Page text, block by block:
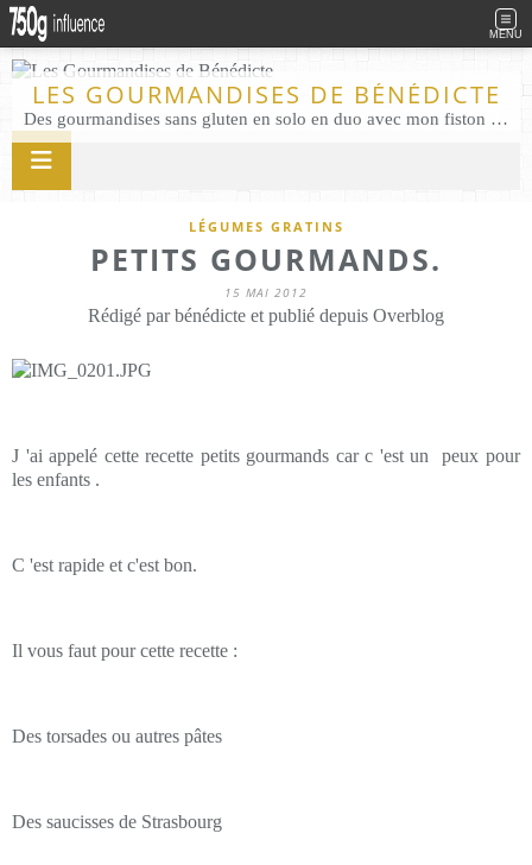
MENU
LES GOURMANDISES DE BÉNÉDICTE
Des gourmandises sans gluten en solo en duo avec mon fiston . Salé comme Sucré sans gluten éco responsable Les Gourmandises de Bénédicte gâteau produits locaux
LÉGUMES GRATINS
PETITS GOURMANDS.
15 MAI 2012
Rédigé par bénédicte et publié depuis Overblog
J 'ai appelé cette recette petits gourmands car c 'est un peux pour
les enfants .
C 'est rapide et c'est bon.
Il vous faut pour cette recette :
Des torsades ou autres pâtes
Des saucisses de Strasbourg